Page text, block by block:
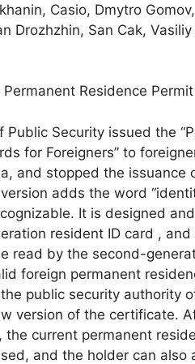
Casio, Dmytro
Drozhzhin, San Cak,
Residence
Security issued the
for Foreigners” to
and stopped the issuance
adds the word
It is designed
resident ID card ,
read by the second-
foreign permanent
public security authority
version of the certificate.
the current permanent
and the holder can also